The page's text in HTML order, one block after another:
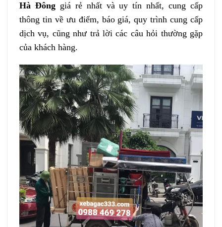
Hà Đông giá rẻ nhất và uy tín nhất, cung cấp
thông tin về ưu điểm, báo giá, quy trình cung cấp
dịch vụ, cũng như trả lời các câu hỏi thường gặp
của khách hàng.